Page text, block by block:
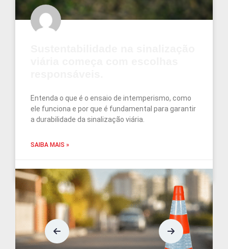
Entenda o que é o ensaio de intemperismo, como
ele funciona e por que é fundamental para garantir
a durabilidade da sinalização viária.
SAIBA MAIS »
junho 5, 2026 Nenhum comentário